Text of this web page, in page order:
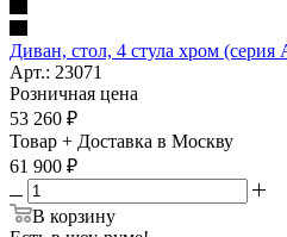
Диван, стол, 4 стула хром (серия
Арт.: 23071
Розничная цена
53 260 ₽
Товар + Доставка в Москву
61 900 ₽
В корзину